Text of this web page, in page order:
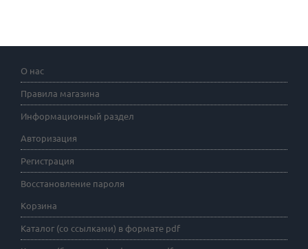
О нас
Правила магазина
Информационный раздел
Авторизация
Регистрация
Восстановление пароля
Корзина
Каталог (со ссылками) в формате pdf